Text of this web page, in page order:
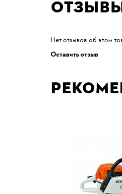
Нет отзывов об этом
Оставить отзыв